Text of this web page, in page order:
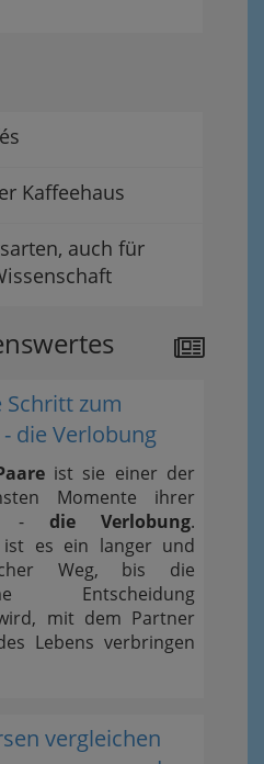
Kaffeehaus
auch für
Schritt zum
die Verlobung
ist sie einer der
Momente ihrer
- die Verlobung.
ist es ein langer und
Weg, bis die
Entscheidung
mit dem Partner
Lebens verbringen
vergleichen